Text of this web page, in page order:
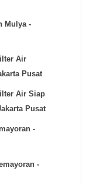
Mulya -
Air
Pusat
Air Siap
Pusat
-
-